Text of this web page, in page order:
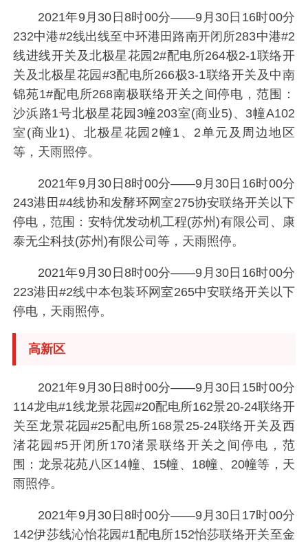
2021年9月30日8时00分——9月30日16时00分
232中港#2线出线至中环港田路南开闭所283中港#2
线进线开关及北极星花园2#配电所264极2-1联络开
关及北极星花园#3配电所266极3-1联络开关及中南
锦苑1#配电所268南极联络开关之间停电，范围：
沙浜路1号北极星花园3幢203室(商业5)、3幢A102
室(商业1)、北极星花园2幢1、2单元及周边地区
等，天雨照停。
2021年9月30日8时00分——9月30日16时00分
243港田#4线协和发酵环网室275协安联络开关以下
停电，范围：安特优发动机工程(苏州)有限公司、康
泰无尘科技(苏州)有限公司等，天雨照停。
2021年9月30日8时00分——9月30日16时00分
223港田#2线中本包装环网室265中安联络开关以下
停电，天雨照停。
高新区
2021年9月30日8时00分——9月30日15时00分
114龙电#1线龙景花园#20配电所162景20-24联络开
关至龙景花园#25配电所168景25-24联络开关及西
渚花园#5开闭所170渚景联络开关之间停电，范
围：龙景花苑八区14幢、15幢、18幢、20幢等，天
雨照停。
2021年9月30日8时00分——9月30日17时00分
142伊莎线沁怡花园#1配电所152怡莎联络开关至金